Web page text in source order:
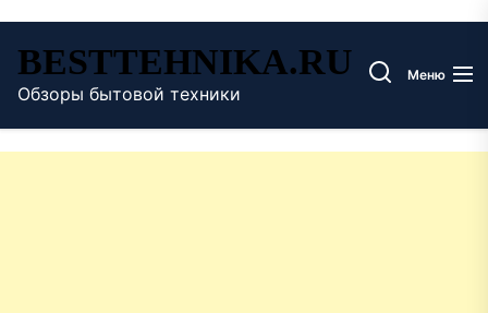
содержимому
BESTTEHNIKA.RU
Обзоры бытовой техники
Меню